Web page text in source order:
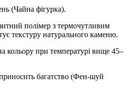
(Чайна фігурка).
полімер з термочутливим
текстуру натурального каменю.
кольору при температурі вище 45–
багатство (Фен-шуй